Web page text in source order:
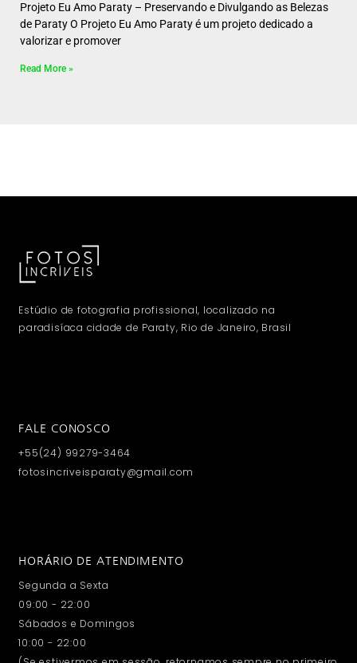
Projeto Eu Amo Paraty – Preservando e Divulgando as Belezas
de Paraty O Projeto Eu Amo Paraty é um projeto dedicado a
valorizar e promover
Read More »
Estúdio de fotografia profissional, localizado na
paradisíaca cidade de Paraty, Rio de Janeiro, Brasil
FALE CONOSCO
+55(24) 99279-3464
fotosincriveisparaty@gmail.com
HORÁRIO DE ATENDIMENTO
Segunda a Sexta
09:00 - 22:00
Sábados e Domingos
10:00 - 22:00